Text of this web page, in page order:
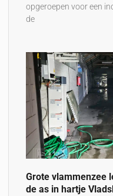
opgeroepen voor een
de
Grote vlammenzee
de as in hartje